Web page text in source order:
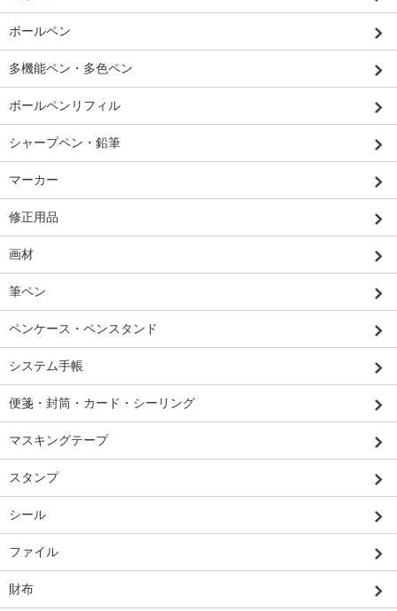
ボールペン
多機能ペン・多色ペン
ボールペンリフィル
シャープペン・鉛筆
マーカー
修正用品
画材
筆ペン
ペンケース・ペンスタンド
システム手帳
便箋・封筒・カード・シーリング
マスキングテープ
スタンプ
シール
ファイル
財布